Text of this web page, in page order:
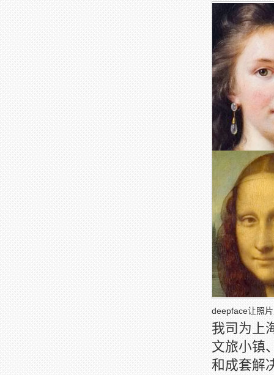
deepface让照
我司为上
文旅小镇
和成套解